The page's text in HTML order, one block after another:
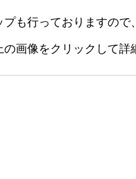
プも行っておりますので
の画像をクリックして詳